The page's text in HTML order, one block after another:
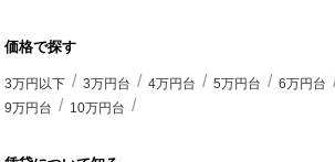
価格で探す
3万円以下 3万円台 4万円台 5万円台 6万円台
9万円台
10万円台